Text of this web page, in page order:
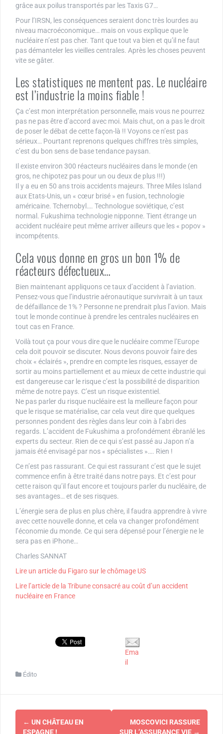
grâce aux poilus transportés par les Taxis G7…
Pour l’IRSN, les conséquences seraient donc très lourdes au
niveau macroéconomique… mais on vous explique que le
nucléaire n’est pas cher. Tant que tout va bien et qu’il ne faut
pas démanteler les vieilles centrales. Après les choses peuvent
vite se gâter.
Les statistiques ne mentent pas. Le nucléaire
est l’industrie la moins fiable !
Ça c’est mon interprétation personnelle, mais vous ne pourrez
pas ne pas être d’accord avec moi. Mais chut, on a pas le droit
de poser le débat de cette façon-là !! Voyons ce n’est pas
sérieux… Pourtant reprenons quelques chiffres très simples,
c’est du bon sens de base tendance paysan.
Il existe environ 300 réacteurs nucléaires dans le monde (en
gros, ne chipotez pas pour un ou deux de plus !!!)
Il y a eu en 50 ans trois accidents majeurs. Three Miles Island
aux Etats-Unis, un « cœur brisé » en fusion, technologie
américaine. Tchernobyl…. Technologue soviétique, c’est
normal. Fukushima technologie nipponne. Tient étrange un
accident nucléaire peut même arriver ailleurs que les « popov »
incompétents.
Cela vous donne en gros un bon 1% de
réacteurs défectueux…
Bien maintenant appliquons ce taux d’accident à l’aviation.
Pensez-vous que l’industrie aéronautique survivrait à un taux
de défaillance de 1% ? Personne ne prendrait plus l’avion. Mais
tout le monde continue à prendre les centrales nucléaires en
tout cas en France.
Voilà tout ça pour vous dire que le nucléaire comme l’Europe
cela doit pouvoir se discuter. Nous devons pouvoir faire des
choix « éclairés », prendre en compte les risques, essayer de
sortir au moins partiellement et au mieux de cette industrie qui
est dangereuse car le risque c’est la possibilité de disparition
même de notre pays. C’est un risque existentiel.
Ne pas parler du risque nucléaire est la meilleure façon pour
que le risque se matérialise, car cela veut dire que quelques
personnes pondent des règles dans leur coin à l’abri des
regards. L’accident de Fukushima a profondément ébranlé les
experts du secteur. Rien de ce qui s’est passé au Japon n’a
jamais été envisagé par nos « spécialistes »…. Rien !
Ce n’est pas rassurant. Ce qui est rassurant c’est que le sujet
commence enfin à être traité dans notre pays. Et c’est pour
cette raison qu’il faut encore et toujours parler du nucléaire, de
ses avantages… et de ses risques.
L’énergie sera de plus en plus chère, il faudra apprendre à vivre
avec cette nouvelle donne, et cela va changer profondément
l’économie du monde. Ce qui sera dépensé pour l’énergie ne le
sera pas en iPhone…
Charles SANNAT
Lire un article du Figaro sur le chômage US
Lire l’article de la Tribune consacré au coût d’un accident
nucléaire en France
Ema
il
Édito
Navigation
← UN CHÂTEAU EN
ESPAGNE !
MOSCOVICI RASSURE
SUR L’ASSURANCE VIE →